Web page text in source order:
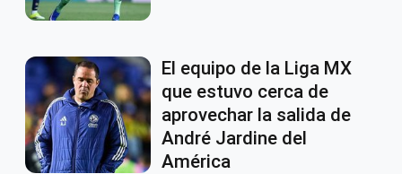
El equipo de la Liga MX
que estuvo cerca de
aprovechar la salida de
André Jardine del
América